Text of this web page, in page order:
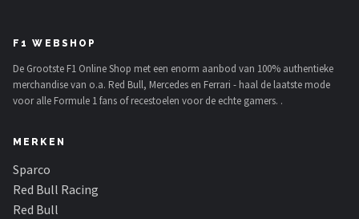
F1 WEBSHOP
De Grootste F1 Online Shop met een enorm aanbod van 100% authentieke
merchandise van o.a. Red Bull, Mercedes en Ferrari - haal de laatste mode
voor alle Formule 1 fans of recestoelen voor de echte gamers. .
MERKEN
Sparco
Red Bull Racing
Red Bull